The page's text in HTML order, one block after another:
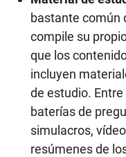
bastante común
compile su
que los
incluyen
de estudio.
baterías de
simulacros,
resúmenes de